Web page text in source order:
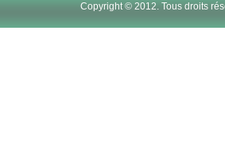
Copyright © 2012. Tous droits